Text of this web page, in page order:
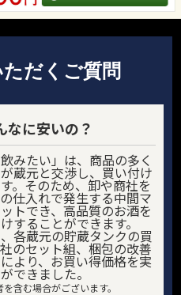
だくご質問
なに安いの？
飲みたい」は、商品の多く
蔵元と交渉し、買い付け
。そのため、卸や商社を
仕入れで発生する中間マ
トでき、高品質のお酒を
することができます。
各蔵元の貯蔵タンクの買
のセット組、梱包の改善
より、お買い得価格を実
できました。
含む場合がございます。